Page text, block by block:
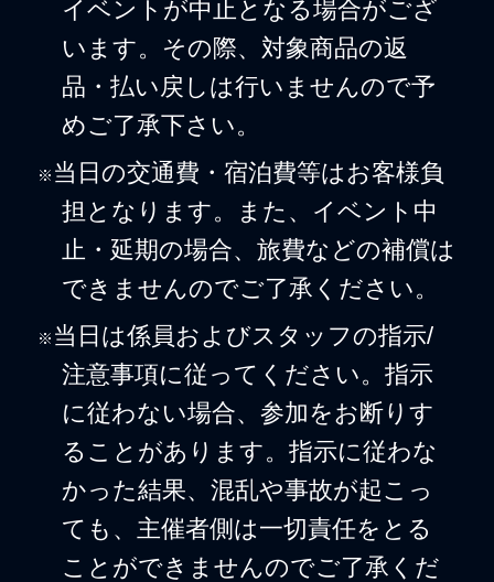
イベントが中止となる場合がござ
います。その際、対象商品の返
品・払い戻しは行いませんので予
めご了承下さい。
※ 当日の交通費・宿泊費等はお客様負
担となります。また、イベント中
止・延期の場合、旅費などの補償は
できませんのでご了承ください。
※ 当日は係員およびスタッフの指示/
注意事項に従ってください。指示
に従わない場合、参加をお断りす
ることがあります。指示に従わな
かった結果、混乱や事故が起こっ
ても、主催者側は一切責任をとる
ことができませんのでご了承くだ